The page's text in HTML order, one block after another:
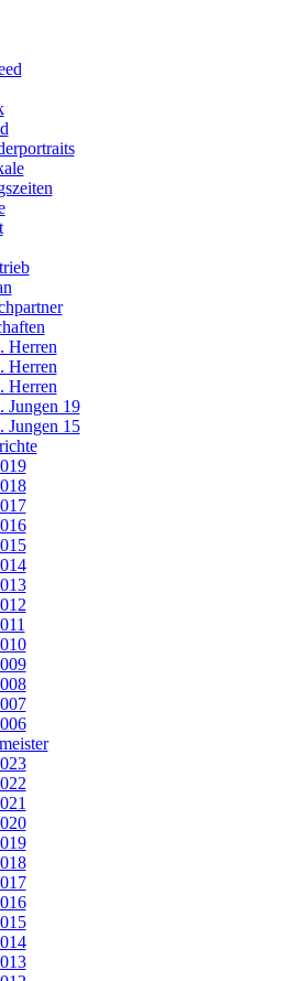
Herren
Herren
Herren
Jungen 19
Jungen 15